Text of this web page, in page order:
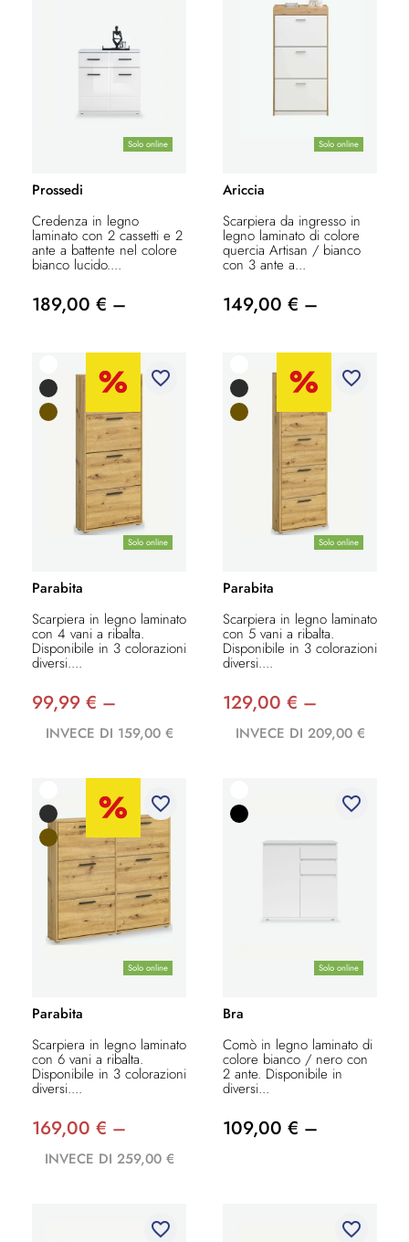
Solo online
Prossedi
Credenza in legno
laminato con 2 cassetti e 2
ante a battente nel colore
bianco lucido....
189,00 € –
Solo online
Ariccia
Scarpiera da ingresso in
legno laminato di colore
quercia Artisan / bianco
con 3 ante a...
149,00 € –
Solo online
favorite_border
Parabita
Scarpiera in legno laminato
con 4 vani a ribalta.
Disponibile in 3 colorazioni
diversi....
99,99 € –
INVECE DI 159,00 €
Solo online
favorite_border
Parabita
Scarpiera in legno laminato
con 5 vani a ribalta.
Disponibile in 3 colorazioni
diversi....
129,00 € –
INVECE DI 209,00 €
Solo online
favorite_border
Parabita
Scarpiera in legno laminato
con 6 vani a ribalta.
Disponibile in 3 colorazioni
diversi....
169,00 € –
INVECE DI 259,00 €
Solo online
favorite_border
Bra
Comò in legno laminato di
colore bianco / nero con
2 ante. Disponibile in
diversi...
109,00 € –
favorite_border favorite_border